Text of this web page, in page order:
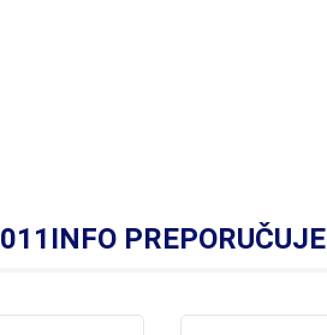
011INFO PREPORUČUJE